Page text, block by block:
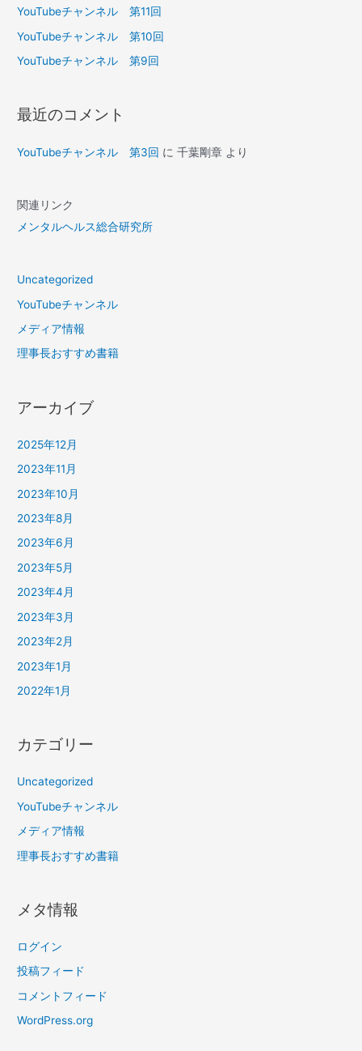
YouTubeチャンネル 第11回
YouTubeチャンネル 第10回
YouTubeチャンネル 第9回
最近のコメント
YouTubeチャンネル 第3回 に千葉剛章 より
関連リンク
メンタルヘルス総合研究所
Uncategorized
YouTubeチャンネル
メディア情報
理事長おすすめ書籍
アーカイブ
2025年12月
2023年11月
2023年10月
2023年8月
2023年6月
2023年5月
2023年4月
2023年3月
2023年2月
2023年1月
2022年1月
カテゴリー
Uncategorized
YouTubeチャンネル
メディア情報
理事長おすすめ書籍
メタ情報
ログイン
投稿フィード
コメントフィード
WordPress.org